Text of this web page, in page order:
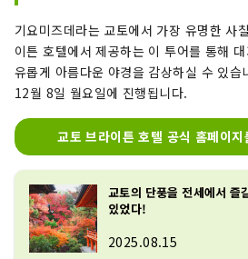
기요미즈데라는 교토에서 가장 유명한 사
이튼 호텔에서 제공하는 이 투어를 통해
유롭게 아름다운 야경을 감상하실 수 있
12월 8일 월요일에 진행됩니다.
교토 브라이튼 호텔 공식 홈페이
교토의 단풍을 전세에서 즐
있었다!
2025.08.15